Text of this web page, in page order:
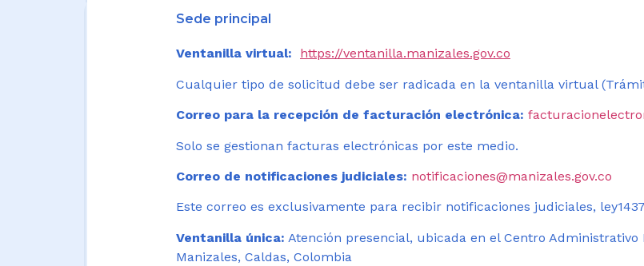
Sede principal
Ventanilla virtual: https://ventanilla.manizales.gov.co
Cualquier tipo de solicitud debe ser radicada en la ventanilla virtual
Correo para la recepción de facturación electrónica:
Solo se gestionan facturas electrónicas por este medio.
Correo de notificaciones judiciales: notificaciones@manizales.gov.co
Este correo es exclusivamente para recibir notificaciones judiciales,
Ventanilla única: Atención presencial, ubicada en el Centro Administrativo
Manizales, Caldas, Colombia